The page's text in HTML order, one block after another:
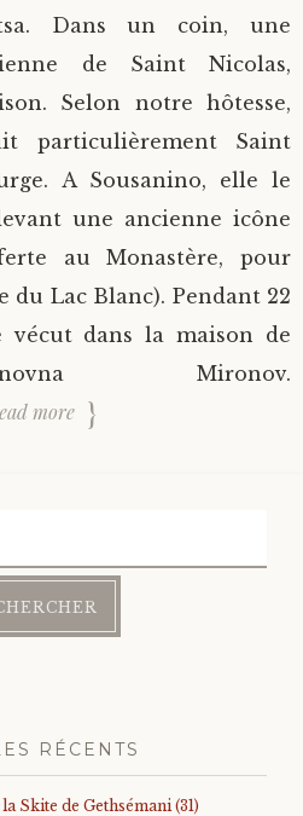
Dans un coin, une
de Saint Nicolas,
Selon notre hôtesse,
particulièrement Saint
A Sousanino, elle le
une ancienne icône
au Monastère, pour
du Lac Blanc). Pendant 22
vécut dans la maison de
Mironov.
more
RÉCENTS
Skite de Gethsémani (31)